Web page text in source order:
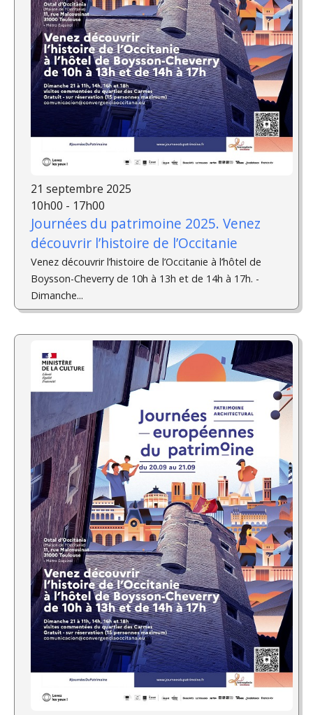
21 septembre 2025
10h00 - 17h00
Journées du patrimoine 2025. Venez
découvrir l’histoire de l’Occitanie
Venez découvrir l’histoire de l’Occitanie à l’hôtel de
Boysson-Cheverry de 10h à 13h et de 14h à 17h. ­
Dimanche...